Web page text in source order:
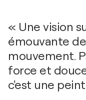
« Une vision
émouvante
mouvement.
force et
c'est une